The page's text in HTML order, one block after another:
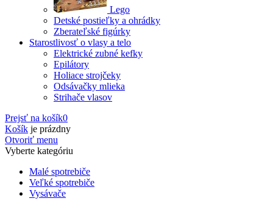
Lego
Detské postieľky a ohrádky
Zberateľské figúrky
Starostlivosť o vlasy a telo
Elektrické zubné kefky
Epilátory
Holiace strojčeky
Odsávačky mlieka
Strihače vlasov
Prejsť na košík0
Košík je prázdny
Otvoriť menu
Vyberte kategóriu
Malé spotrebiče
Veľké spotrebiče
Vysávače